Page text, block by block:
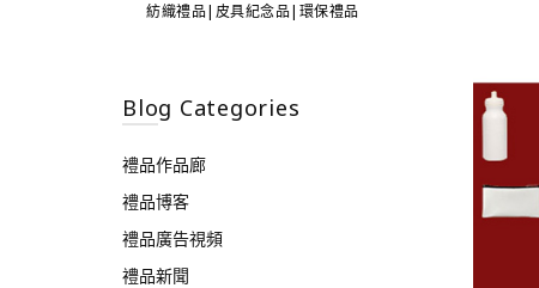
紡織禮品|皮具紀念品|環保禮品
Blog Categories
禮品作品廊
禮品博客
禮品廣告視頻
禮品新聞